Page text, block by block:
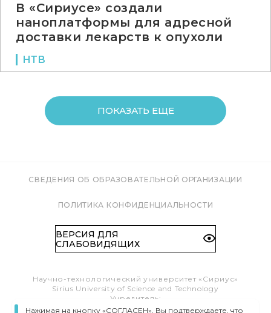
В «Сириусе» создали
наноплатформы для адресной
доставки лекарств к опухоли
НТВ
ПОКАЗАТЬ ЕЩЕ
СВЕДЕНИЯ ОБ ОБРАЗОВАТЕЛЬНОЙ ОРГАНИЗАЦИИ
ПОЛИТИКА КОНФИДЕНЦИАЛЬНОСТИ
ВЕРСИЯ ДЛЯ
СЛАБОВИДЯЩИХ
Научно-технологический университет «Сириус»
Sirius University of Science and Technology
Учредитель:
Образовательный Фонд «Талант и успех»
Нажимая на кнопку «СОГЛАСЕН», Вы подтверждаете, что